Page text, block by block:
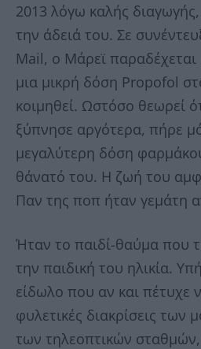
2013 λόγω καλής
την άδειά του. Σε
Mail, ο Μάρεϊ παραδέχεται
μια μικρή δόση Propofol
κοιμηθεί. Ωστόσο θεωρεί
ξύπνησε αργότερα, πήρε
μεγαλύτερη δόση
θάνατό του. Η ζωή του
Παν της ποπ ήταν γεμάτη
Ήταν το παιδί-θαύμα που
την παιδική του ηλικία.
είδωλο που αν και πέτυχε
φυλετικές διακρίσεις των
των τηλεοπτικών